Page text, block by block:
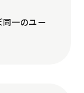
一のユー